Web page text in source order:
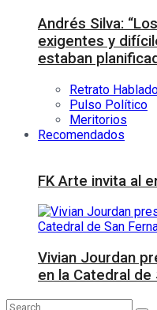
Andrés Silva:
exigentes y
estaban
Retrato
Pulso Político
Meritorios
Recomendados
FK Arte invita al
Vivian Jourdan
en la Catedral de